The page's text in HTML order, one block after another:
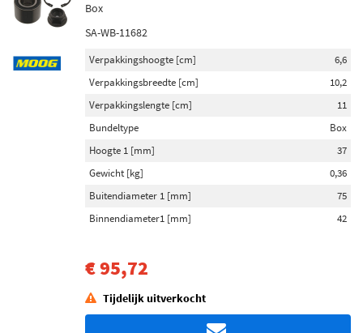
Box
SA-WB-11682
Verpakkingshoogte [cm]
6,6
Verpakkingsbreedte [cm]
10,2
Verpakkingslengte [cm]
11
Bundeltype
Box
Hoogte 1 [mm]
37
Gewicht [kg]
0,36
Buitendiameter 1 [mm]
75
Binnendiameter1 [mm]
42
€ 95,72
Tijdelijk uitverkocht